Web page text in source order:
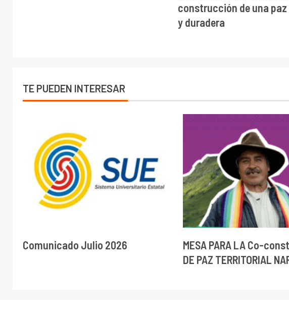
construcción de una
y duradera
TE PUEDEN INTERESAR
Comunicado Julio 2026
MESA PARA LA Co-
DE PAZ TERRITORIAL